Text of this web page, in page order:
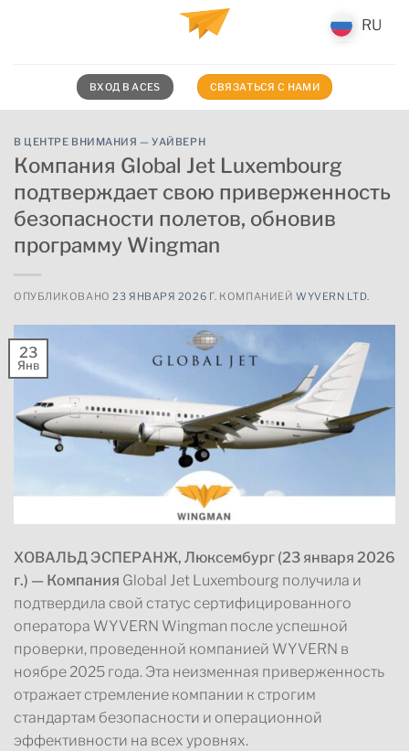
ВХОД В ACES СВЯЗАТЬСЯ С НАМИ
В ЦЕНТРЕ ВНИМАНИЯ — УАЙВЕРН
Компания Global Jet Luxembourg
подтверждает свою приверженность
безопасности полетов, обновив
программу Wingman
ОПУБЛИКОВАНО 23 ЯНВАРЯ 2026 Г. КОМПАНИЕЙ WYVERN LTD.
23
Янв
ХОВАЛЬД ЭСПЕРАНЖ, Люксембург (23 января 2026
г.) — Компания Global Jet Luxembourg получила и
подтвердила свой статус сертифицированного
оператора WYVERN Wingman после успешной
проверки, проведенной компанией WYVERN в
ноябре 2025 года. Эта неизменная приверженность
отражает стремление компании к строгим
стандартам безопасности и операционной
эффективности на всех уровнях.
RU
RU